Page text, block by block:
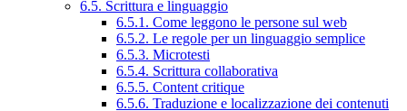
6.5. Scrittura e linguaggio
6.5.1. Come leggono le persone sul web
6.5.2. Le regole per un linguaggio semplice
6.5.3. Microtesti
6.5.4. Scrittura collaborativa
6.5.5. Content critique
6.5.6. Traduzione e localizzazione dei contenuti